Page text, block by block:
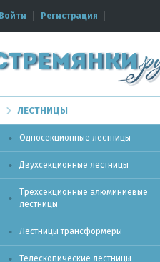
Войти Регистрация
ЛЕСТНИЦЫ
Односекционные лестницы
Двухсекционные лестницы
Трёхсекционные алюминиевые
лестницы
Лестницы трансформеры
Телескопические лестницы